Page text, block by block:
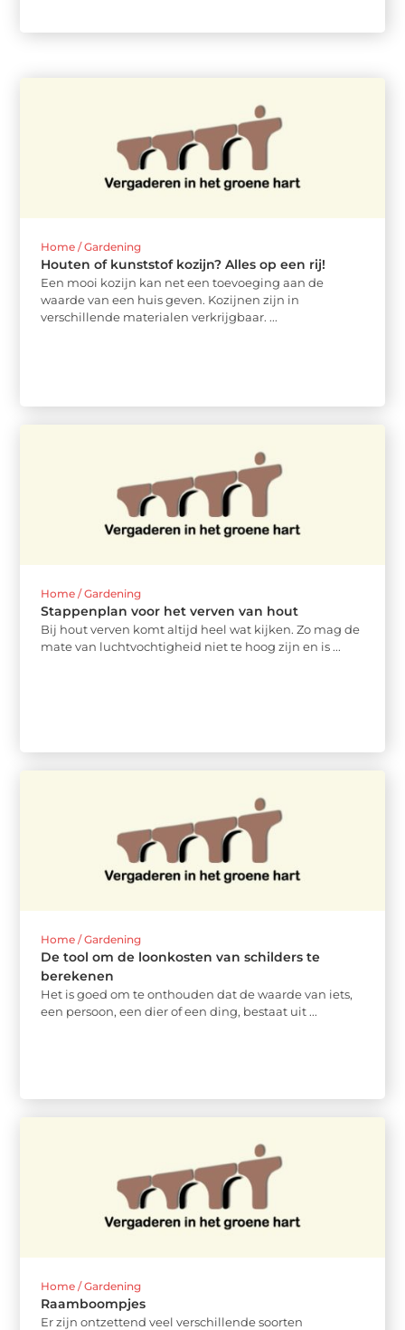
Home / Gardening
Houten of kunststof kozijn? Alles op een rij!
Een mooi kozijn kan net een toevoeging aan de
waarde van een huis geven. Kozijnen zijn in
verschillende materialen verkrijgbaar. ...
Home / Gardening
Stappenplan voor het verven van hout
Bij hout verven komt altijd heel wat kijken. Zo mag de
mate van luchtvochtigheid niet te hoog zijn en is ...
Home / Gardening
De tool om de loonkosten van schilders te
berekenen
Het is goed om te onthouden dat de waarde van iets,
een persoon, een dier of een ding, bestaat uit ...
Home / Gardening
Raamboompjes
Er zijn ontzettend veel verschillende soorten